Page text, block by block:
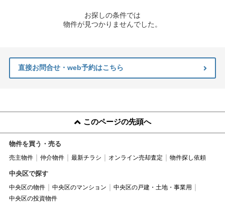
お探しの条件では
物件が見つかりませんでした。
直接お問合せ・web予約はこちら
このページの先頭へ
物件を買う・売る
売主物件 仲介物件 最新チラシ オンライン売却査定 物件探し依頼
中央区で探す
中央区の物件 中央区のマンション
中央区の戸建・土地・事業用
中央区の投資物件